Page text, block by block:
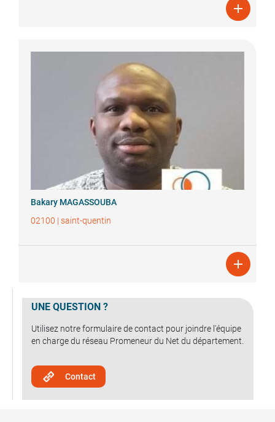

Bakary MAGASSOUBA
02100 | saint-quentin

UNE QUESTION ?
Utilisez notre formulaire de contact pour joindre l'équipe
en charge du réseau Promeneur du Net du département.
Contact